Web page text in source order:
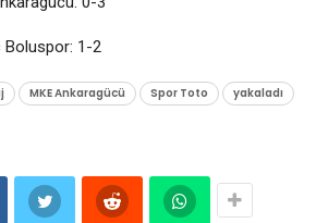
1-2
MKE Ankaragücü Spor Toto yakaladı